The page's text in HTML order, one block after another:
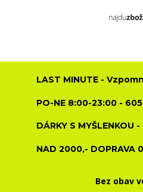
LAST MINUTE -
PO-NE 8:00-23:00 -
DÁRKY S
NAD 2000,- DOPRAVA
Bez obav